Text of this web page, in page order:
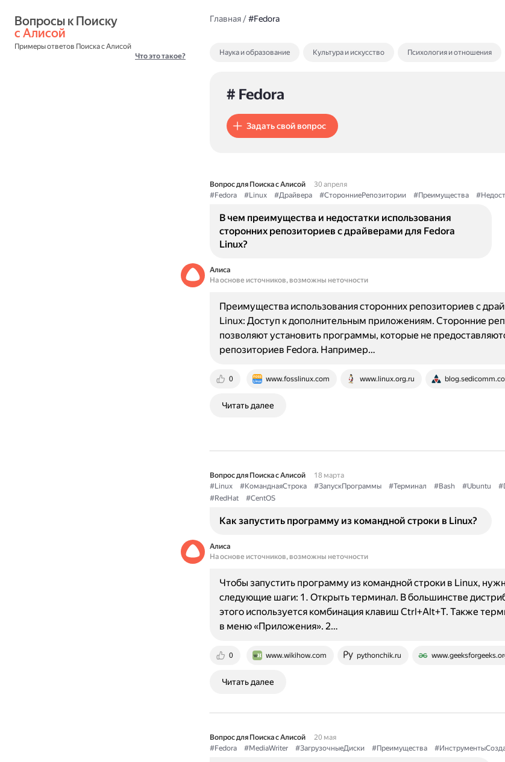
с Алисой
Примеры ответов Поиска с Алисой
Что это такое?
Главная/#Fedora
Наука и образование Культура и искусство Психология и отношения
# Fedora
Задать свой вопрос
Вопрос для Поиска с Алисой
30 апреля
#Fedora
#Linux #Драйвера #СторонниеРепозитории #Преимущества
В чем преимущества и недостатки использования
сторонних репозиториев с драйверами для Fedora
Linux?
Алиса
На основе источников, возможны неточности
0 www.fosslinux.com www.linux.org.ru
Преимущества использования сторонних репозиториев с
Linux: Доступ к дополнительным приложениям. Сторонние
позволяют установить программы, которые не
репозиториев Fedora. Например…
Читать далее
Вопрос для Поиска с Алисой
18 марта
#Linux
#КоманднаяСтрока #ЗапускПрограммы #Терминал #Bash #Ubuntu
#RedHat
#CentOS
Как запустить программу из командной строки в Linux?
Алиса
На основе источников, возможны неточности
0 www.wikihow.com pythonchik.ru
Чтобы запустить программу из командной строки в Linux,
следующие шаги: 1. Открыть терминал. В большинстве
этого используется комбинация клавиш Ctrl+Alt+T. Также
в меню «Приложения». 2…
Читать далее
Вопрос для Поиска с Алисой
20 мая
#Fedora
#MediaWriter #ЗагрузочныеДиски #Преимущества